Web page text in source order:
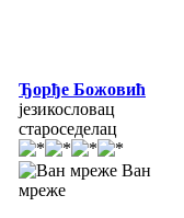
Ђорђе Божовић
језикословац
староседелац
Ван
мреже